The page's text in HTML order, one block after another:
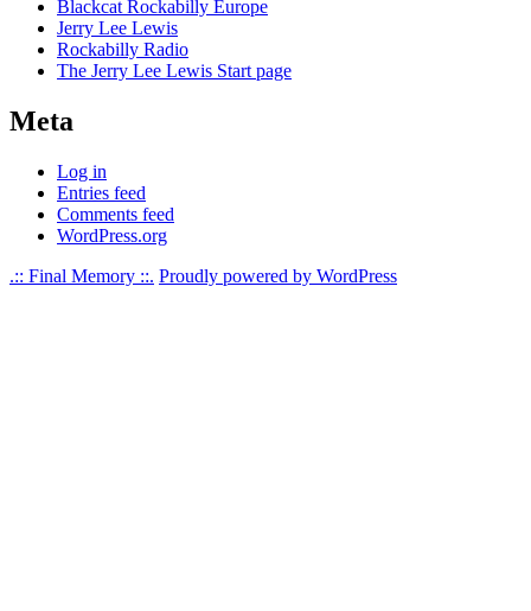
Blackcat Rockabilly Europe
Jerry Lee Lewis
Rockabilly Radio
The Jerry Lee Lewis Start page
Meta
Log in
Entries feed
Comments feed
WordPress.org
.:: Final Memory ::. Proudly powered by WordPress